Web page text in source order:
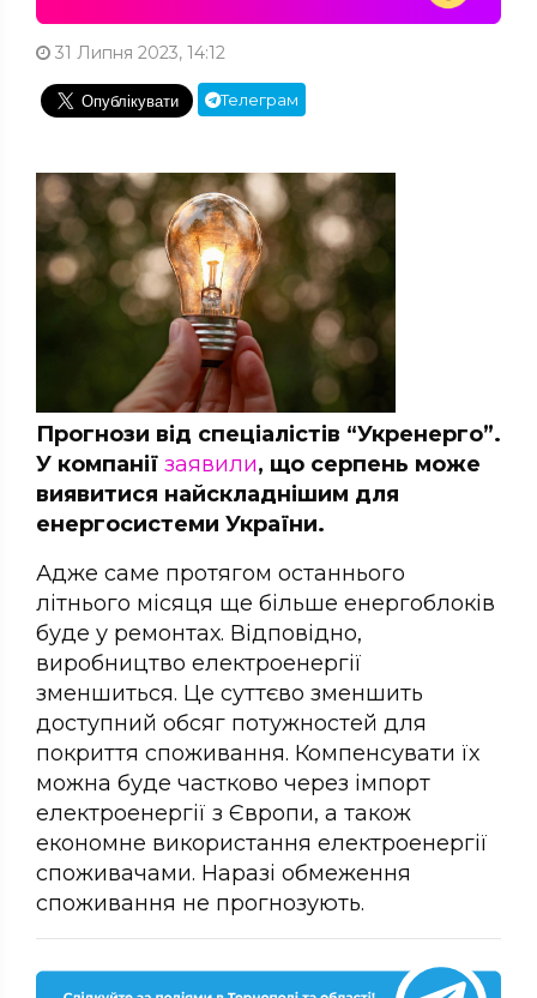
31 Липня 2023, 14:12
Телеграм
Прогнози від спеціалістів “Укренерго”.
У компанії заявили, що серпень може
виявитися найскладнішим для
енергосистеми України.
Адже саме протягом останнього
літнього місяця ще більше енергоблоків
буде у ремонтах. Відповідно,
виробництво електроенергії
зменшиться. Це суттєво зменшить
доступний обсяг потужностей для
покриття споживання. Компенсувати їх
можна буде частково через імпорт
електроенергії з Європи, а також
економне використання електроенергії
споживачами. Наразі обмеження
споживання не прогнозують.